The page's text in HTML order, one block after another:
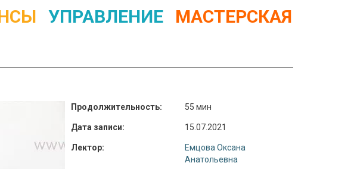
УПРАВЛЕНИЕ МАСТЕРСКАЯ
Продолжительность: 55 мин
Дата записи: 15.07.2021
Лектор:
Емцова Оксана
Анатольевна